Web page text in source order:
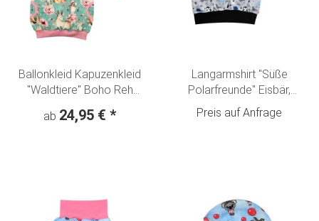
Ballonkleid Kapuzenkleid
"Waldtiere" Boho Reh
ab 24,95 € *
Langarmshirt "Süße
Polarfreunde" Eisbär,
Pinguin, Robbe & Wal
hellgrau
Preis auf Anfrage